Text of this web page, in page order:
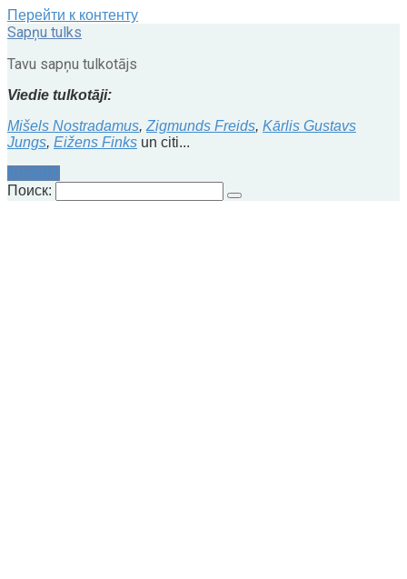
Перейти к контенту
Sapņu tulks
Tavu sapņu tulkotājs
Viedie tulkotāji:
Mišels Nostradamus, Zigmunds Freids, Kārlis Gustavs
Jungs, Eižens Finks un citi...
Kontakti
Поиск: